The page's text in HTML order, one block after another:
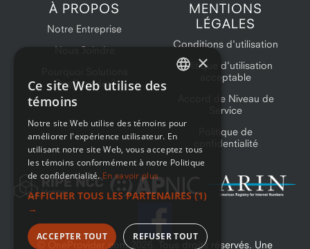
À PROPOS
Notre Entreprise
Nous Joindre
OneProvider?
MENTIONS
LÉGALES
Conditions d'utilisation
Politique d'utilisation
acceptable
Accord de Niveau de
Service
Politique de
confidentialité
© OneProvider.com2026 . Tous droits réservés. Une
×
Ce site Web utilise des
témoins
Notre site Web utilise des témoins pour
améliorer l'expérience utilisateur. En
utilisant notre site Web, vous acceptez tous
les témoins conformément à notre Politique
de confidentialité. En savoir plus
AFFICHER TOUS LES PARTENAIRES (1)
→
ACCEPTER TOUT REFUSER TOUT